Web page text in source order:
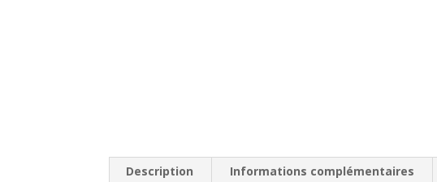
Description Informations complémentaires